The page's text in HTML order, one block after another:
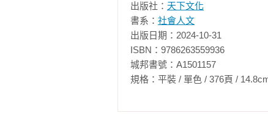
        我們很窮。我第一次意識到這一點是我六歲那年，剛入學的我被安排加入一個特殊供食計畫。所
有小學一年級男生在進入塞拉雅
為體重過輕。
課間休息時，我們會在校長室集
杓子喝牛奶，快樂地分享彼此的
出版社： 天下文化
書系： 社會人文
出版日期：2024-10-31
ISBN：9786263559936
城邦書號：A1501157
規格：平裝 / 單色 / 376頁 /